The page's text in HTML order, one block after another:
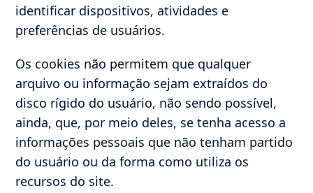
identificar dispositivos, atividades e
preferências de usuários.
Os cookies não permitem que qualquer
arquivo ou informação sejam extraídos do
disco rígido do usuário, não sendo possível,
ainda, que, por meio deles, se tenha acesso a
informações pessoais que não tenham partido
do usuário ou da forma como utiliza os
recursos do site.